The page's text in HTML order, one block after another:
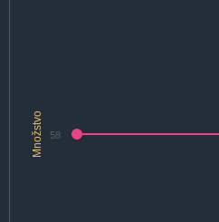
Množstvo 58